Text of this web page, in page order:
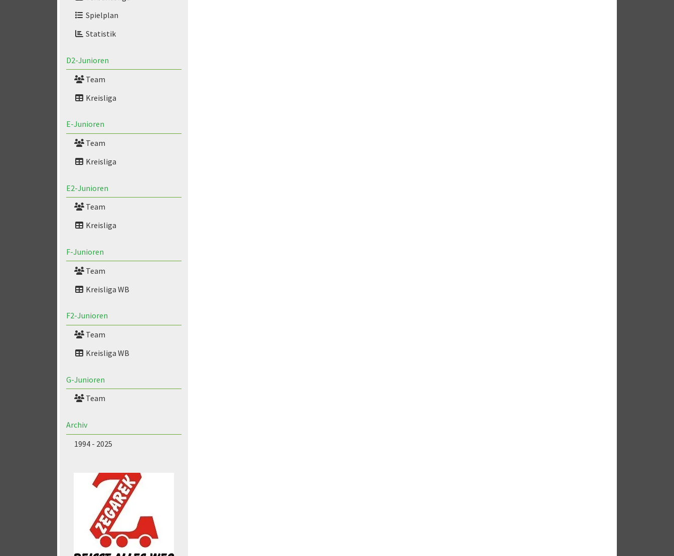
Spielplan
Statistik
D2-Junioren
Team
Kreisliga
E-Junioren
Team
Kreisliga
E2-Junioren
Team
Kreisliga
F-Junioren
Team
Kreisliga WB
F2-Junioren
Team
Kreisliga WB
G-Junioren
Team
Archiv
1994 - 2025